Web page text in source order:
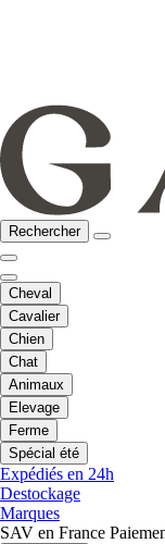
Rechercher
Cheval
Cavalier
Chien
Chat
Animaux
Elevage
Ferme
Spécial été
Expédiés en 24h
Destockage
Marques
SAV en France